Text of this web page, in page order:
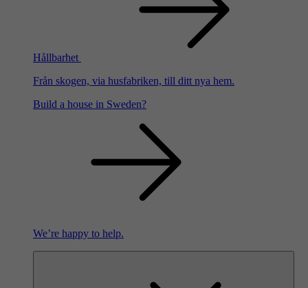
Hållbarhet
Från skogen, via husfabriken, till ditt nya hem.
Build a house in Sweden?
We’re happy to help.